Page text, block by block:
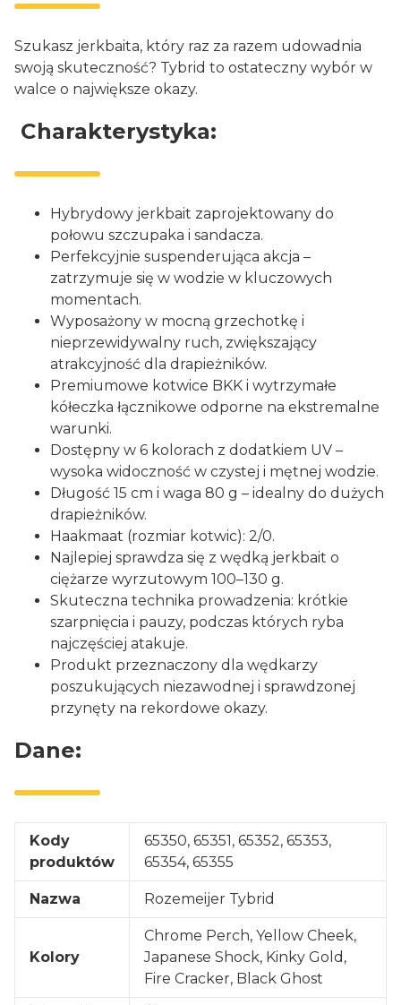
Szukasz jerkbaita, który raz za razem udowadnia
swoją skuteczność? Tybrid to ostateczny wybór w
walce o największe okazy.
Charakterystyka:
Hybrydowy jerkbait zaprojektowany do
połowu szczupaka i sandacza.
Perfekcyjnie suspenderująca akcja –
zatrzymuje się w wodzie w kluczowych
momentach.
Wyposażony w mocną grzechotkę i
nieprzewidywalny ruch, zwiększający
atrakcyjność dla drapieżników.
Premiumowe kotwice BKK i wytrzymałe
kółeczka łącznikowe odporne na ekstremalne
warunki.
Dostępny w 6 kolorach z dodatkiem UV –
wysoka widoczność w czystej i mętnej wodzie.
Długość 15 cm i waga 80 g – idealny do dużych
drapieżników.
Haakmaat (rozmiar kotwic): 2/0.
Najlepiej sprawdza się z wędką jerkbait o
ciężarze wyrzutowym 100–130 g.
Skuteczna technika prowadzenia: krótkie
szarpnięcia i pauzy, podczas których ryba
najczęściej atakuje.
Produkt przeznaczony dla wędkarzy
poszukujących niezawodnej i sprawdzonej
przynęty na rekordowe okazy.
Dane:
Kody
produktów
65350, 65351, 65352, 65353,
65354, 65355
Nazwa Rozemeijer Tybrid
Kolory
Chrome Perch, Yellow Cheek,
Japanese Shock, Kinky Gold,
Fire Cracker, Black Ghost